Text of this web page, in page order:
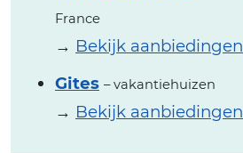
France
→ Bekijk aanbiedingen
Gites – vakantiehuizen
→ Bekijk aanbiedingen